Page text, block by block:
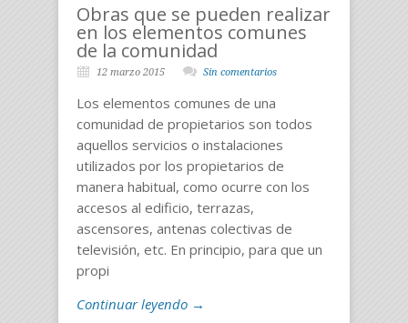
Obras que se pueden realizar
en los elementos comunes
de la comunidad
12 marzo 2015 Sin comentarios
Los elementos comunes de una
comunidad de propietarios son todos
aquellos servicios o instalaciones
utilizados por los propietarios de
manera habitual, como ocurre con los
accesos al edificio, terrazas,
ascensores, antenas colectivas de
televisión, etc. En principio, para que un
propi
Continuar leyendo →